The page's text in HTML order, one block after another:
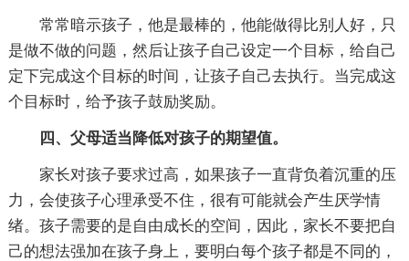
常常暗示孩子，他是最棒的，他能做得比别人好，只
是做不做的问题，然后让孩子自己设定一个目标，给自己
定下完成这个目标的时间，让孩子自己去执行。当完成这
个目标时，给予孩子鼓励奖励。
四、父母适当降低对孩子的期望值。
家长对孩子要求过高，如果孩子一直背负着沉重的压
力，会使孩子心理承受不住，很有可能就会产生厌学情
绪。孩子需要的是自由成长的空间，因此，家长不要把自
己的想法强加在孩子身上，要明白每个孩子都是不同的，